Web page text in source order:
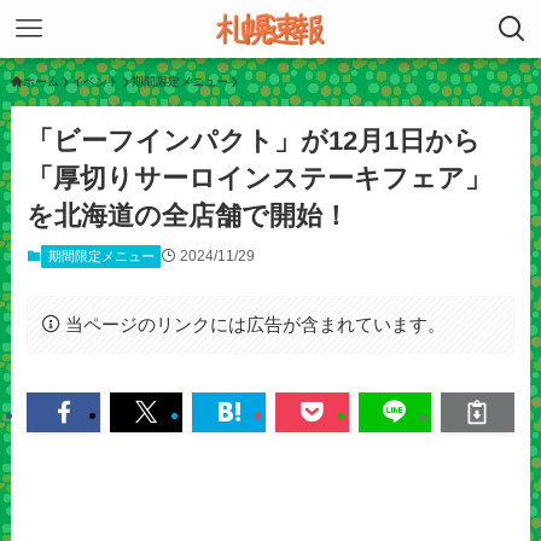
ホーム イベント 期間限定メニュー
「ビーフインパクト」が12月1日から
「厚切りサーロインステーキフェア」
を北海道の全店舗で開始！
期間限定メニュー 2024/11/29
当ページのリンクには広告が含まれています。